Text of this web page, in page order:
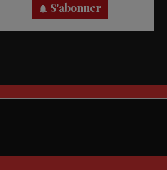
S'abonner